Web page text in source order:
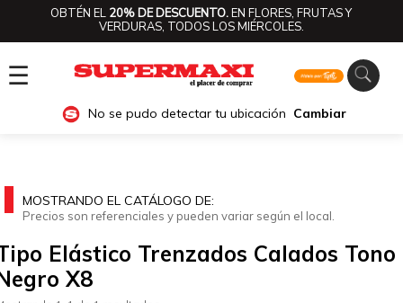
OBTÉN EL 20% DE DESCUENTO.EN FLORES, FRUTAS Y
VERDURAS, TODOS LOS MIÉRCOLES.
☰
No se pudo detectar tu ubicación Cambiar
MOSTRANDO EL CATÁLOGO DE:
Precios son referenciales y pueden variar según el local.
Elástico Trenzados Calados Tono
X8